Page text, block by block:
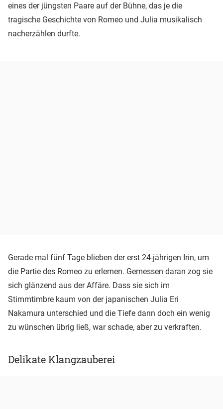
eines der jüngsten Paare auf der Bühne, das je die
tragische Geschichte von Romeo und Julia musikalisch
nacherzählen durfte.
Gerade mal fünf Tage blieben der erst 24-jährigen Irin, um
die Partie des Romeo zu erlernen. Gemessen daran zog sie
sich glänzend aus der Affäre. Dass sie sich im
Stimmtimbre kaum von der japanischen Julia Eri
Nakamura unterschied und die Tiefe dann doch ein wenig
zu wünschen übrig ließ, war schade, aber zu verkraften.
Delikate Klangzauberei